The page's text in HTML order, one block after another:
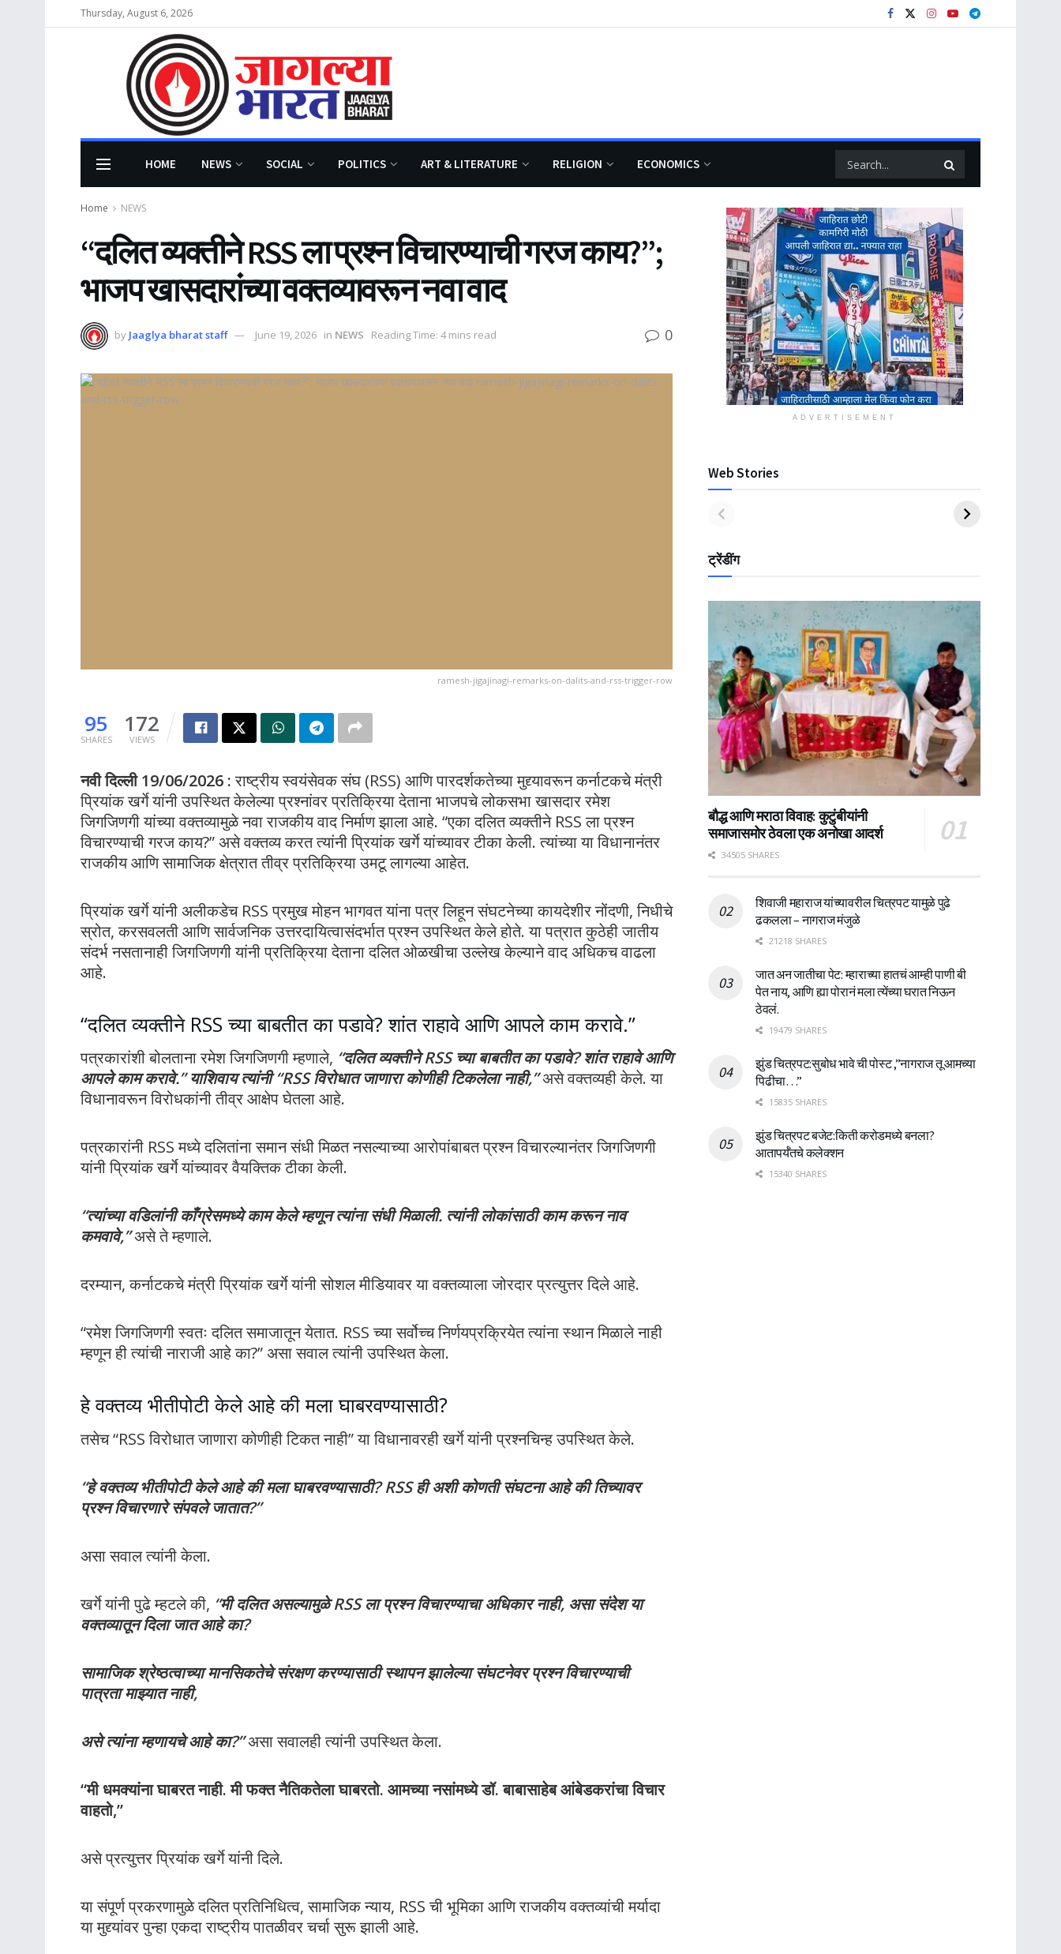
Thursday, August 6, 2026
HOME NEWS SOCIAL POLITICS ART & LITERATURE RELIGION ECONOMICS
Home NEWS
“दलित व्यक्तीने RSS ला प्रश्न विचारण्याची गरज काय?”;
भाजप खासदारांच्या वक्तव्यावरून नवा वाद
by Jaaglya bharat staff June 19, 2026 in NEWS Reading Time: 4 mins read 0
ramesh-jigajinagi-remarks-on-dalits-and-rss-trigger-row
95
SHARES
172
VIEWS
नवी दिल्ली 19/06/2026 :राष्ट्रीय स्वयंसेवक संघ (RSS) आणि पारदर्शकतेच्या मुद्द्यावरून कर्नाटकचे मंत्री
प्रियांक खर्गे यांनी उपस्थित केलेल्या प्रश्नांवर प्रतिक्रिया देताना भाजपचे लोकसभा खासदार रमेश
जिगजिणगी यांच्या वक्तव्यामुळे नवा राजकीय वाद निर्माण झाला आहे. “एका दलित व्यक्तीने RSS ला प्रश्न
विचारण्याची गरज काय?” असे वक्तव्य करत त्यांनी प्रियांक खर्गे यांच्यावर टीका केली. त्यांच्या या विधानानंतर
राजकीय आणि सामाजिक क्षेत्रात तीव्र प्रतिक्रिया उमटू लागल्या आहेत.
प्रियांक खर्गे यांनी अलीकडेच RSS प्रमुख मोहन भागवत यांना पत्र लिहून संघटनेच्या कायदेशीर नोंदणी, निधीचे
स्रोत, करसवलती आणि सार्वजनिक उत्तरदायित्वासंदर्भात प्रश्न उपस्थित केले होते. या पत्रात कुठेही जातीय
संदर्भ नसतानाही जिगजिणगी यांनी प्रतिक्रिया देताना दलित ओळखीचा उल्लेख केल्याने वाद अधिकच वाढला
आहे.
“दलित व्यक्तीने RSS च्या बाबतीत का पडावे? शांत राहावे आणि आपले काम करावे.”
पत्रकारांशी बोलताना रमेश जिगजिणगी म्हणाले, “दलित व्यक्तीने RSS च्या बाबतीत का पडावे? शांत राहावे आणि
आपले काम करावे.” याशिवाय त्यांनी “RSS विरोधात जाणारा कोणीही टिकलेला नाही,”असे वक्तव्यही केले. या
विधानावरून विरोधकांनी तीव्र आक्षेप घेतला आहे.
पत्रकारांनी RSS मध्ये दलितांना समान संधी मिळत नसल्याच्या आरोपांबाबत प्रश्न विचारल्यानंतर जिगजिणगी
यांनी प्रियांक खर्गे यांच्यावर वैयक्तिक टीका केली.
“त्यांच्या वडिलांनी काँग्रेसमध्ये काम केले म्हणून त्यांना संधी मिळाली. त्यांनी लोकांसाठी काम करून नाव
कमवावे,”असे ते म्हणाले.
दरम्यान, कर्नाटकचे मंत्री प्रियांक खर्गे यांनी सोशल मीडियावर या वक्तव्याला जोरदार प्रत्युत्तर दिले आहे.
“रमेश जिगजिणगी स्वतः दलित समाजातून येतात. RSS च्या सर्वोच्च निर्णयप्रक्रियेत त्यांना स्थान मिळाले नाही
म्हणून ही त्यांची नाराजी आहे का?” असा सवाल त्यांनी उपस्थित केला.
हे वक्तव्य भीतीपोटी केले आहे की मला घाबरवण्यासाठी?
तसेच “RSS विरोधात जाणारा कोणीही टिकत नाही” या विधानावरही खर्गे यांनी प्रश्नचिन्ह उपस्थित केले.
“हे वक्तव्य भीतीपोटी केले आहे की मला घाबरवण्यासाठी? RSS ही अशी कोणती संघटना आहे की तिच्यावर
प्रश्न विचारणारे संपवले जातात?”
असा सवाल त्यांनी केला.
खर्गे यांनी पुढे म्हटले की, “मी दलित असल्यामुळे RSS ला प्रश्न विचारण्याचा अधिकार नाही, असा संदेश या
वक्तव्यातून दिला जात आहे का?
सामाजिक श्रेष्ठत्वाच्या मानसिकतेचे संरक्षण करण्यासाठी स्थापन झालेल्या संघटनेवर प्रश्न विचारण्याची
पात्रता माझ्यात नाही,
असे त्यांना म्हणायचे आहे का?”असा सवालही त्यांनी उपस्थित केला.
“मी धमक्यांना घाबरत नाही. मी फक्त नैतिकतेला घाबरतो. आमच्या नसांमध्ये डॉ. बाबासाहेब आंबेडकरांचा विचार
वाहतो,”
असे प्रत्युत्तर प्रियांक खर्गे यांनी दिले.
या संपूर्ण प्रकरणामुळे दलित प्रतिनिधित्व, सामाजिक न्याय, RSS ची भूमिका आणि राजकीय वक्तव्यांची मर्यादा
या मुद्द्यांवर पुन्हा एकदा राष्ट्रीय पातळीवर चर्चा सुरू झाली आहे.
ADVERTISEMENT
Web Stories
ट्रेंडींग
बौद्ध आणि मराठा विवाह: कुटुंबीयांनी
समाजासमोर ठेवला एक अनोखा आदर्श
34505 SHARES
शिवाजी महाराज यांच्यावरील चित्रपट यामुळे पुढे
ढकलला – नागराज मंजुळे
21218 SHARES
जात अन जातीचा पेट: म्हाराच्या हातचं आम्ही पाणी बी
पेत नाय, आणि ह्या पोरानं मला त्येंच्या घरात निऊन
ठेवलं.
19479 SHARES
झुंड चित्रपट:सुबोध भावे ची पोस्ट ,”नागराज तू आमच्या
पिढीचा…”
15835 SHARES
झुंड चित्रपट बजेट:किती करोडमध्ये बनला?
आतापर्यँतचे कलेक्शन
15340 SHARES